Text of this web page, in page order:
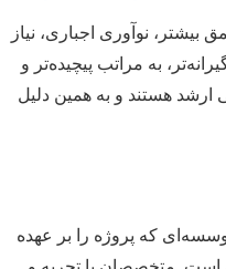
نوآوری اجباری، نیاز
به مراتب پیچیده‌تر و
هستند و به همین دلیل
که پروژه را بر عهده